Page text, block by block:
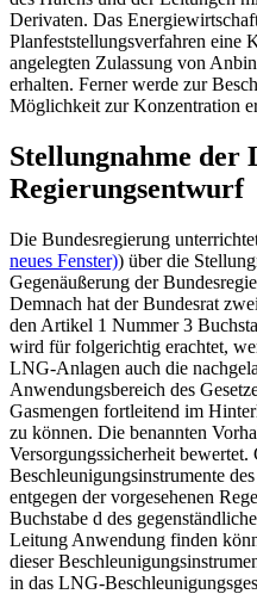
Derivaten. Das
Planfeststellungsverfahren eine
angelegten Zulassung von
erhalten. Ferner werde zur
Möglichkeit zur Konzentration
Stellungnahme der
Regierungsentwurf
Die Bundesregierung
neues Fenster)) über die
Gegenäußerung der
Demnach hat der Bundesrat
den Artikel 1 Nummer 3
wird für folgerichtig erachtet,
LNG-Anlagen auch die
Anwendungsbereich des
Gasmengen fortleitend im
zu können. Die benannten
Versorgungssicherheit
Beschleunigungsinstrumente des
entgegen der vorgesehenen
Buchstabe d des
Leitung Anwendung finden
dieser
in das LNG-